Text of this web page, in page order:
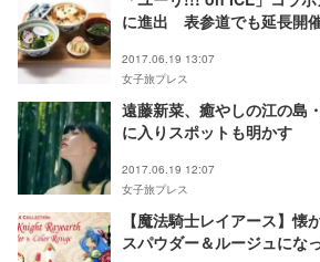
に進出 表参道でも延長開
2017.06.19 13:07
女子旅プレス
遠藤新菜、癒やしの江の
に入りスポットも明かす
2017.06.19 12:07
女子旅プレス
【魔法騎士レイアース】懐
スパウダー＆ルージュにな